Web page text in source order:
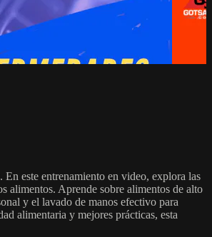
este entrenamiento en video, explora las
alimentos. Aprende sobre alimentos de alto
y el lavado de manos efectivo para
alimentaria y mejores prácticas, esta